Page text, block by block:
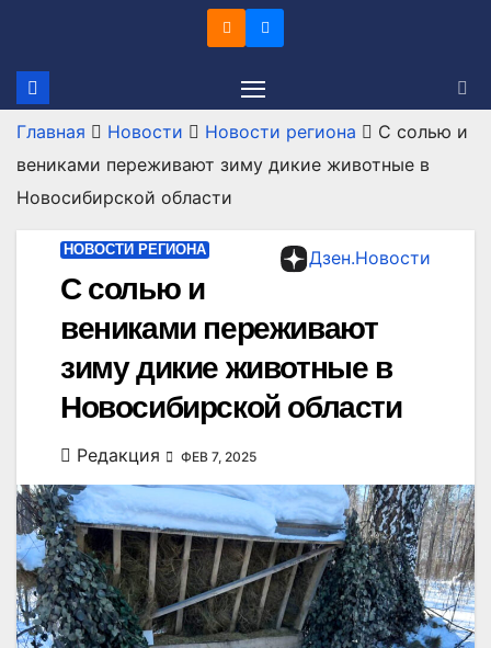
содержимому
Главная Новости Новости региона
С солью и
вениками переживают зиму дикие животные в
Новосибирской области
Дзен.Новости
НОВОСТИ РЕГИОНА
С солью и
вениками переживают
зиму дикие животные в
Новосибирской области
Редакция ФЕВ 7, 2025